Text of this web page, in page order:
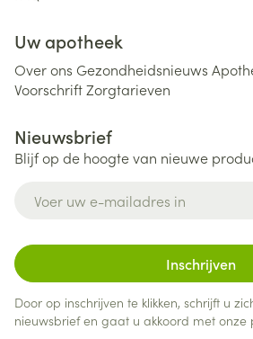
Uw apotheek
Over ons Gezondheidsnieuws
VoorschriftZorgtarieven
Nieuwsbrief
Blijf op de hoogte van nieuwe
Inschrijven
Door op inschrijven te klikken, schrijft u
nieuwsbrief en gaat u akkoord met onze